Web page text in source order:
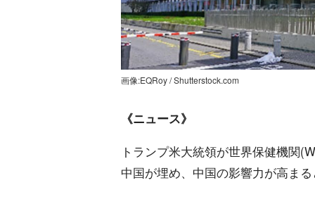
画像:EQRoy / Shutterstock.com
《ニュース》
トランプ米大統領が世界保健機関
中国が埋め、中国の影響力が高ま